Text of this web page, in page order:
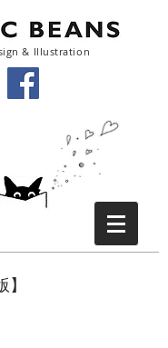
& Illustration